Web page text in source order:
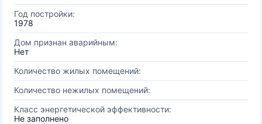
Год постройки:
1978
Дом признан аварийным:
Нет
Количество жилых помещений:
Количество нежилых помещений:
Класс энергетической эффективности:
Не заполнено